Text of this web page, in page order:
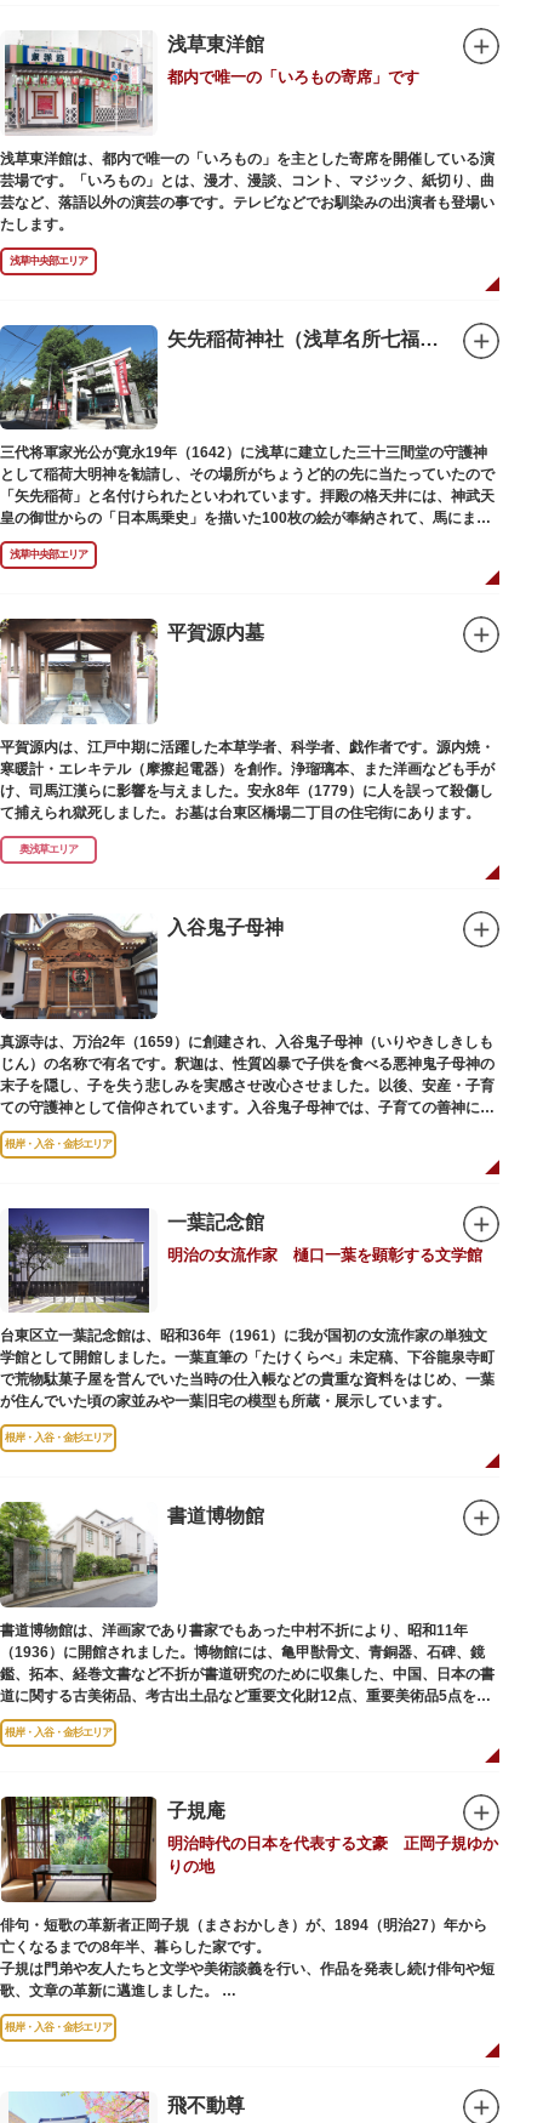
浅草東洋館
都内で唯一の「いろもの寄席」です
浅草東洋館は、都内で唯一の「いろもの」を主とした寄席を開催している演
芸場です。「いろもの」とは、漫才、漫談、コント、マジック、紙切り、曲
芸など、落語以外の演芸の事です。テレビなどでお馴染みの出演者も登場い
たします。
浅草中央部エリア
矢先稲荷神社（浅草名所七福神 福禄寿）
三代将軍家光公が寛永19年（1642）に浅草に建立した三十三間堂の守護神
として稲荷大明神を勧請し、その場所がちょうど的の先に当たっていたので
「矢先稲荷」と名付けられたといわれています。拝殿の格天井には、神武天
皇の御世からの「日本馬乗史」を描いた100枚の絵が奉納されて、馬にまつ
わる歴史が一目瞭然に理解できます。
浅草中央部エリア
平賀源内墓
平賀源内は、江戸中期に活躍した本草学者、科学者、戯作者です。源内焼・
寒暖計・エレキテル（摩擦起電器）を創作。浄瑠璃本、また洋画なども手が
け、司馬江漢らに影響を与えました。安永8年（1779）に人を誤って殺傷し
て捕えられ獄死しました。お墓は台東区橋場二丁目の住宅街にあります。
奥浅草エリア
入谷鬼子母神
真源寺は、万治2年（1659）に創建され、入谷鬼子母神（いりやきしきしも
じん）の名称で有名です。釈迦は、性質凶暴で子供を食べる悪神鬼子母神の
末子を隠し、子を失う悲しみを実感させ改心させました。以後、安産・子育
ての守護神として信仰されています。入谷鬼子母神では、子育ての善神にな
った由来からツノのない「おに」の文字を使っています。
根岸・入谷・金杉エリア
一葉記念館
明治の女流作家 樋口一葉を顕彰する文学館
台東区立一葉記念館は、昭和36年（1961）に我が国初の女流作家の単独文
学館として開館しました。一葉直筆の「たけくらべ」未定稿、下谷龍泉寺町
で荒物駄菓子屋を営んでいた当時の仕入帳などの貴重な資料をはじめ、一葉
が住んでいた頃の家並みや一葉旧宅の模型も所蔵・展示しています。
根岸・入谷・金杉エリア
書道博物館
書道博物館は、洋画家であり書家でもあった中村不折により、昭和11年
（1936）に開館されました。博物館には、亀甲獣骨文、青銅器、石碑、鏡
鑑、拓本、経巻文書など不折が書道研究のために収集した、中国、日本の書
道に関する古美術品、考古出土品など重要文化財12点、重要美術品5点を含
む約16000点が収蔵されています。
根岸・入谷・金杉エリア
子規庵
明治時代の日本を代表する文豪 正岡子規ゆか
りの地
俳句・短歌の革新者正岡子規（まさおかしき）が、1894（明治27）年から
亡くなるまでの8年半、暮らした家です。
子規は門弟や友人たちと文学や美術談義を行い、作品を発表し続け俳句や短
歌、文章の革新に邁進しました。
故郷松山より母と妹を呼び寄せ、結核に苦しみながらも34歳で亡くなるまで
精力的に文学作品を創作し続けた場所でもあります。
ま再建され、現在の庵は東京都指定史跡として明治の雰囲気が体感できる魅
根岸・入谷・金杉エリア
飛不動尊